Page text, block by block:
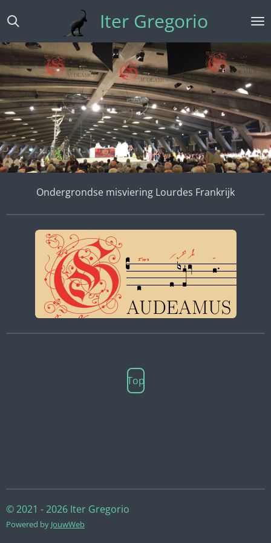
direct
naar
hoofdinhoud
Iter Gregorio
Ondergrondse misviering Lourdes Frankrijk
Top
© 2021 - 2026 Iter Gregorio
Powered by JouwWeb